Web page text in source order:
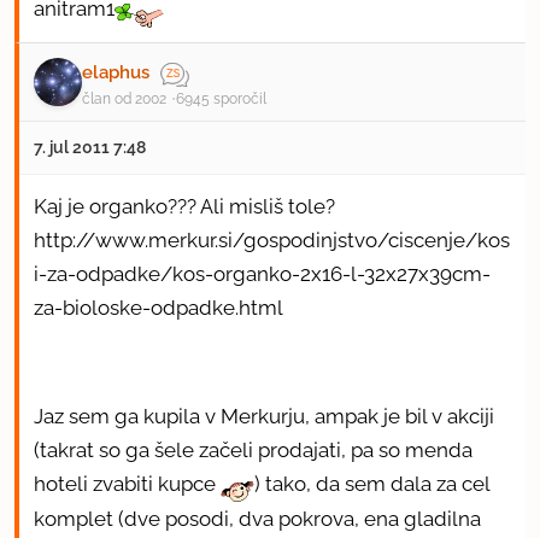
anitram1
elaphus
član od 2002 6945 sporočil
7. jul 2011 7:48
Kaj je organko??? Ali misliš tole?
http://www.merkur.si/gospodinjstvo/ciscenje/kos
i-za-odpadke/kos-organko-2x16-l-32x27x39cm-
za-bioloske-odpadke.html
Jaz sem ga kupila v Merkurju, ampak je bil v akciji
(takrat so ga šele začeli prodajati, pa so menda
hoteli zvabiti kupce
) tako, da sem dala za cel
komplet (dve posodi, dva pokrova, ena gladilna